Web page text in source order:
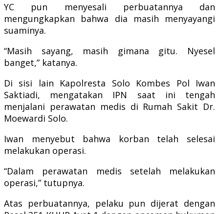
YC pun menyesali perbuatannya dan
mengungkapkan bahwa dia masih menyayangi
suaminya.
“Masih sayang, masih gimana gitu. Nyesel
banget,” katanya.
Di sisi lain Kapolresta Solo Kombes Pol Iwan
Saktiadi, mengatakan IPN saat ini tengah
menjalani perawatan medis di Rumah Sakit Dr.
Moewardi Solo.
Iwan menyebut bahwa korban telah selesai
melakukan operasi.
“Dalam perawatan medis setelah melakukan
operasi,” tutupnya.
Atas perbuatannya, pelaku pun dijerat dengan